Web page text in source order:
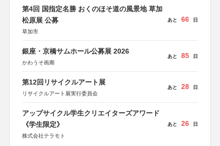
第4回 国指定名勝 おくのほそ道の風景地 草加
松原展 公募
草加市
あと 66 日
銀座・京橋サムホール公募展 2026
かわうそ画廊
あと 85 日
第12回リサイクルアート展
リサイクルアート展実行委員会
あと 28 日
アップサイクル学生クリエイターズアワード
《学生限定》
株式会社テラモト
あと 26 日